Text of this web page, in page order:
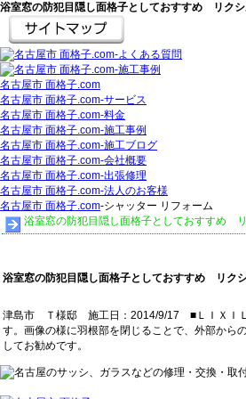
浴室窓の防犯目隠し面格子としておすすめ リク
名古屋市 面格子.com
名古屋市 面格子.com‐サービス
名古屋市 面格子.com‐料金
名古屋市 面格子.com‐施工事例
名古屋市 面格子.com‐施工ブログ
名古屋市 面格子.com‐会社概要
名古屋市 面格子.com‐出張修理
名古屋市 面格子.com‐法人のお客様
名古屋市 面格子.com‐シャッター リフォーム
浴室窓の防犯目隠し面格子としておすすめ
浴室窓の防犯目隠し面格子としておすすめ リク
津島市 Ｔ様邸 施工日：2014/9/17 ■ＬＩＸＩＬ
す。画像の様に羽根部を閉じることで、外部から
してお勧めです。